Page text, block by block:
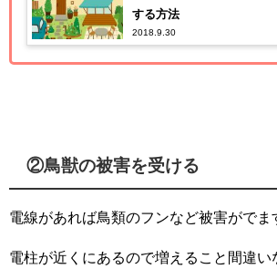
する方法
2018.9.30
②鳥獣の被害を受ける
電線があれば鳥類のフンなど被害がでま
電柱が近くにあるので増えること間違い